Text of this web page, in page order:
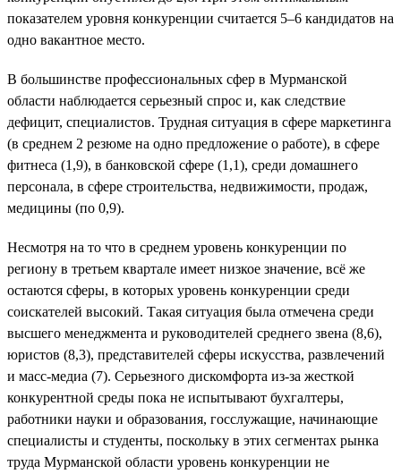
показателем уровня конкуренции считается 5–6 кандидатов на
одно вакантное место.
В большинстве профессиональных сфер в Мурманской
области наблюдается серьезный спрос и, как следствие
дефицит, специалистов. Трудная ситуация в сфере маркетинга
(в среднем 2 резюме на одно предложение о работе), в сфере
фитнеса (1,9), в банковской сфере (1,1), среди домашнего
персонала, в сфере строительства, недвижимости, продаж,
медицины (по 0,9).
Несмотря на то что в среднем уровень конкуренции по
региону в третьем квартале имеет низкое значение, всё же
остаются сферы, в которых уровень конкуренции среди
соискателей высокий. Такая ситуация была отмечена среди
высшего менеджмента и руководителей среднего звена (8,6),
юристов (8,3), представителей сферы искусства, развлечений
и масс-медиа (7). Серьезного дискомфорта из-за жесткой
конкурентной среды пока не испытывают бухгалтеры,
работники науки и образования, госслужащие, начинающие
специалисты и студенты, поскольку в этих сегментах рынка
труда Мурманской области уровень конкуренции не